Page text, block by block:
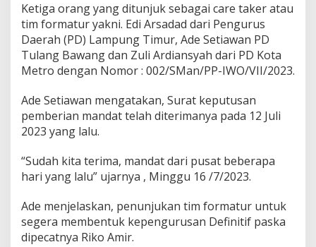
N
a
h
o
d
i
P
O
L
m
p
u
n
Ketiga orang yang ditunjuk sebagai care taker atau
tim formatur yakni. Edi Arsadad dari Pengurus
Daerah (PD) Lampung Timur, Ade Setiawan PD
Tulang Bawang dan Zuli Ardiansyah dari PD Kota
Metro dengan Nomor : 002/SMan/PP-IWO/VII/2023.
Ade Setiawan mengatakan, Surat keputusan
pemberian mandat telah diterimanya pada 12 Juli
2023 yang lalu.
“Sudah kita terima, mandat dari pusat beberapa
hari yang lalu” ujarnya , Minggu 16 /7/2023.
Ade menjelaskan, penunjukan tim formatur untuk
segera membentuk kepengurusan Definitif paska
dipecatnya Riko Amir.